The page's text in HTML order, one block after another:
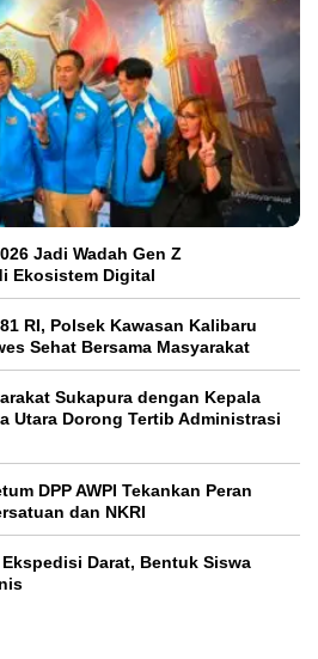
Jadi Wadah Gen Z
Ekosistem Digital
RI, Polsek Kawasan Kalibaru
Sehat Bersama Masyarakat
Sukapura dengan Kepala
Utara Dorong Tertib Administrasi
DPP AWPI Tekankan Peran
dan NKRI
Darat, Bentuk Siswa